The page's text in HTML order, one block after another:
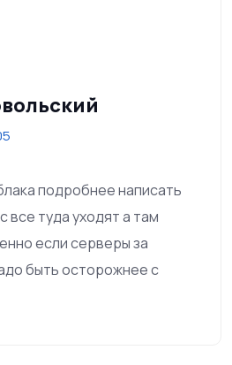
подробнее написать
все туда уходят а там
если серверы за
быть осторожнее с